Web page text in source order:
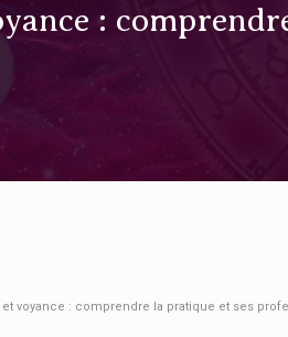
:
et voyance : comprendre la pratique et ses